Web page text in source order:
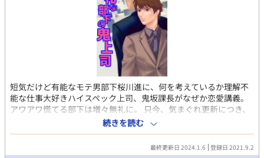
短気だけど有能なモテ男部下桜川進に、何を考えているか理解不
能な仕事大好きハイスペック上司、鬼坂課長がなぜか恋愛講義。
アワアワ慌てる部下は増々無礼に。 只今、気まぐれ更新につき、
ノロノロペースになっております_(._.)_ R18指定付け忘れにつ
き、イチャイチャはあっても、本番過激エロエロはございませ
続きを読む
最終更新日 2024.1.6 登録日 2021.9.2